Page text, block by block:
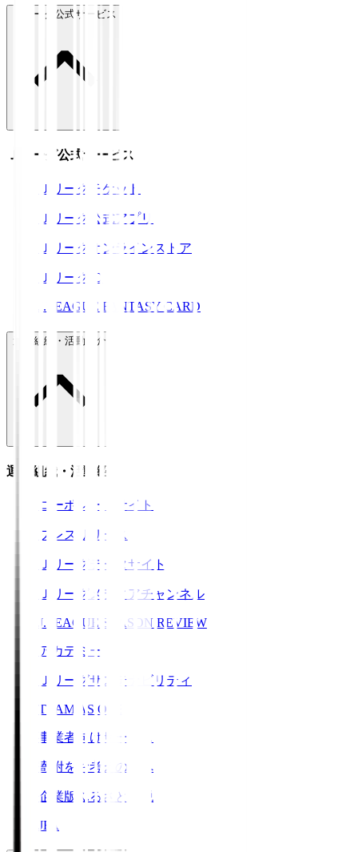
Ｊリーグ公式サービス
Ｊリーグ公式サービス
Ｊリーグチケット
Ｊリーグ公式アプリ
Ｊリーグオンラインストア
ＪリーグID
J.LEAGUE FANTASY CARD
運営組織・活動紹介
運営組織・活動紹介
コーポレートサイト
プレスリリース
Ｊリーグデータサイト
Ｊリーグメディアチャンネル
J.LEAGUE SEASON REVIEW
アカデミー
Ｊリーグサステナビリティ
TEAM AS ONE
事業者向けサービス
寄附をお考えの方へ
企業版ふるさと納税
JFA